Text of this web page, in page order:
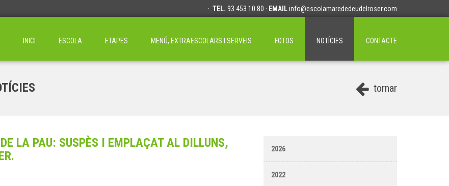
· TEL. 93 453 10 80 · EMAILinfo@escolamarededeudelroser.com
INICI ESCOLA ETAPES MENÚ, EXTRAESCOLARS I SERVEIS FOTOS NOTÍCIES CONTACTE
tornar
LA PAU: SUSPÈS I EMPLAÇAT AL DILLUNS,
2026
2022